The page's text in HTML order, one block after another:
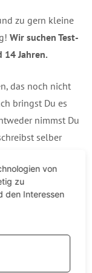
zu gern klei­ne
Wir suchen Test­
14 Jahren.
das noch nicht
bringst Du es
nimmst Du
sel­ber
von
zu
den Interessen